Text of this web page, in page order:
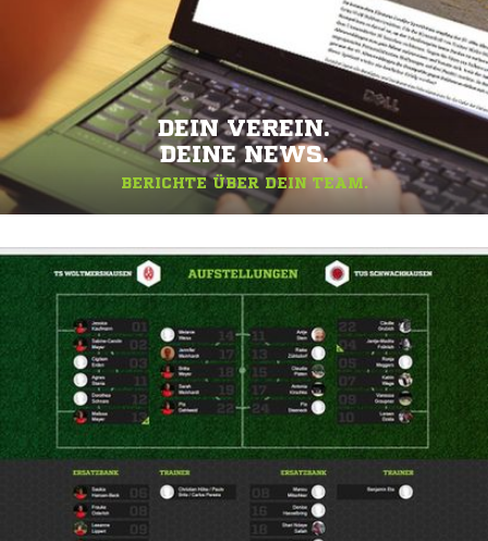
DEIN VEREIN.
DEINE NEWS.
BERICHTE ÜBER DEIN TEAM.